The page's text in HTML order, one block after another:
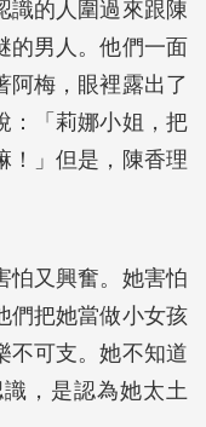
識的人圍過來跟陳
的男人。他們一面
阿梅，眼裡露出了
：「莉娜小姐，把
！」但是，陳香理
怕又興奮。她害怕
們把她當做小女孩
不可支。她不知道
，是認為她太土